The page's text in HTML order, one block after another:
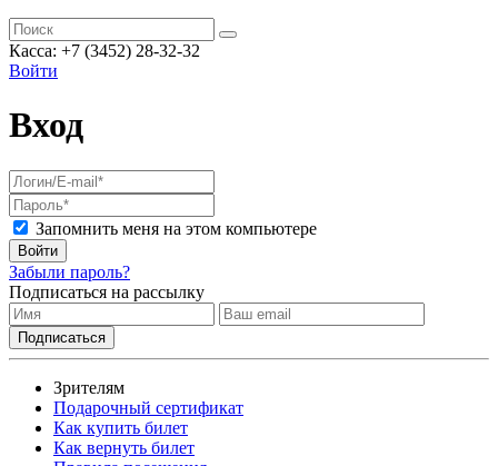
Касса: +7 (3452) 28-32-32
Войти
Вход
Запомнить меня на этом компьютере
Войти
Забыли пароль?
Подписаться на рассылку
Зрителям
Подарочный сертификат
Как купить билет
Как вернуть билет